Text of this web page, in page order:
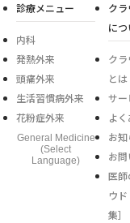
診療メニュー
内科
発熱外来
頭痛外来
生活習慣病外来
花粉症外来
General Medicine
(Select
Language)
ク
につ
ク
とは
サ
よ
お知
お
医師
ウ
集］